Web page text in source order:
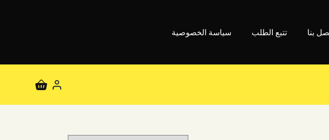
بنا تتبع الطلب سياسة الخصوصية
عربة